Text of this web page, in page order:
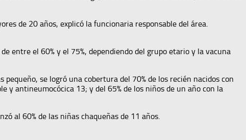
de 20 años, explicó la funcionaria responsable del área.
entre el 60% y el 75%, dependiendo del grupo etario y la vacuna
se logró una cobertura del 70% de los recién nacidos con
y antineumocócica 13; y del 65% de los niños de un año con la
al 60% de las niñas chaqueñas de 11 años.